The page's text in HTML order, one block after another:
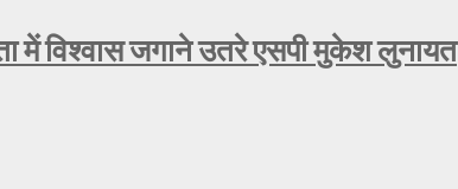
में विश्वास जगाने उतरे एसपी मुकेश लुनायत